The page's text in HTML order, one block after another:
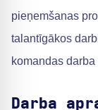
pieņemšanas
talantīgākos
komandas darba
Darba